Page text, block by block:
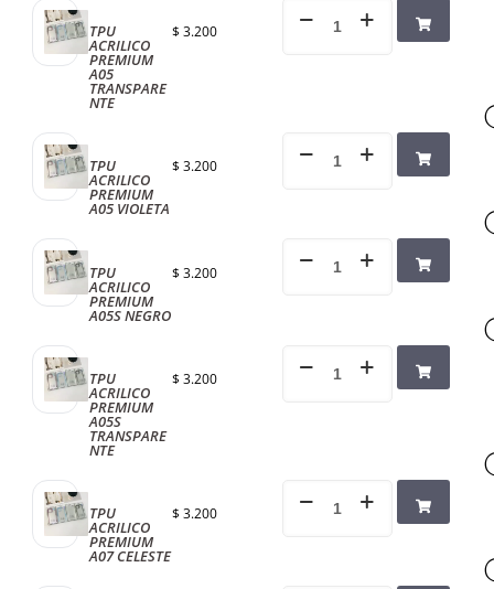
TPU
ACRILICO
PREMIUM
A05
TRANSPARE
NTE
$ 3.200
TPU
ACRILICO
PREMIUM
A05 VIOLETA
$ 3.200
TPU
ACRILICO
PREMIUM
A05S NEGRO
$ 3.200
TPU
ACRILICO
PREMIUM
A05S
TRANSPARE
NTE
$ 3.200
TPU
ACRILICO
PREMIUM
A07 CELESTE
$ 3.200